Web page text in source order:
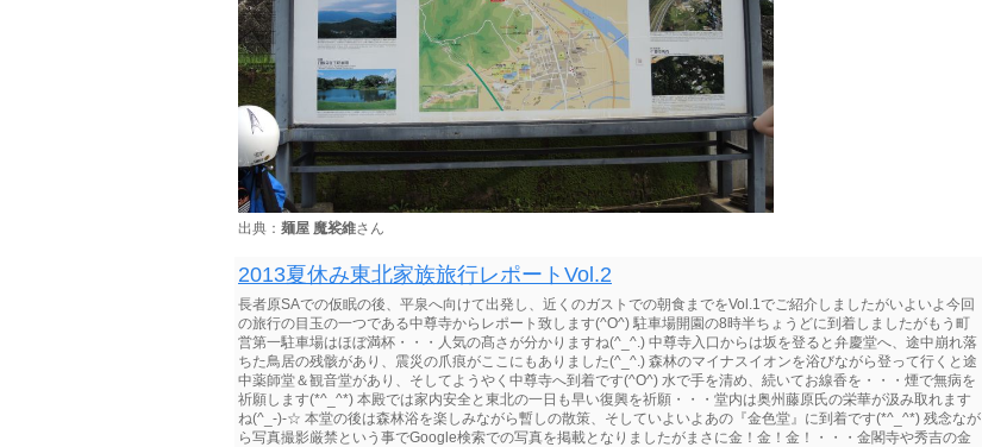
出典： 麺屋 魔裟維さん
2013夏休み東北家族旅行レポートVol.2
長者原SAでの仮眠の後、平泉へ向けて出発し、近くのガストでの朝食までをVol.1でご紹介しましたがいよいよ今回
の旅行の目玉の一つである中尊寺からレポート致します(^O^) 駐車場開園の8時半ちょうどに到着しましたがもう町
営第一駐車場はほぼ満杯・・・人気の髙さが分かりますね(^_^.) 中尊寺入口からは坂を登ると弁慶堂へ、途中崩れ落
ちた鳥居の残骸があり、震災の爪痕がここにもありました(^_^.) 森林のマイナスイオンを浴びながら登って行くと途
中薬師堂＆観音堂があり、そしてようやく中尊寺へ到着です(^O^) 水で手を清め、続いてお線香を・・・煙で無病を
祈願します(*^_^*) 本殿では家内安全と東北の一日も早い復興を祈願・・・堂内は奥州藤原氏の栄華が汲み取れます
ね(^_-)-☆ 本堂の後は森林浴を楽しみながら暫しの散策、そしていよいよあの『金色堂』に到着です(*^_^*) 残念なが
ら写真撮影厳禁という事でGoogle検索での写真を掲載となりましたがまさに金！金！金！・・・金閣寺や秀吉の金